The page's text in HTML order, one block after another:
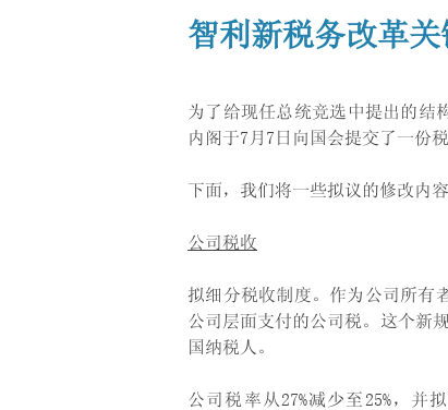
智利新税务改革
为了给现任总统竞选中提出的
内阁于7月7日向国会提交了一份
下面，我们将一些拟议的修改内
公司税收
拟细分税收制度。作为公司所有
公司层面支付的公司税。这个新
国纳税人。
公司税率从27%减少至25%，